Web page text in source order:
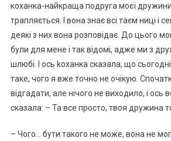
коханка-найкраща подруга моєї дружини.
трапляється. І вона знає всі таєм ниці і
деякі з них вона розповідає. До цього
були для мене і так відомі, адже ми з
шлюбі. І ось kоханка сказала, що
таке, чого я вже точно не очікую.
відгадати, але нічого не виходило, і ось
сказала: – Та все просто, твоя дружина
– Чого… бути такого не може, вона не